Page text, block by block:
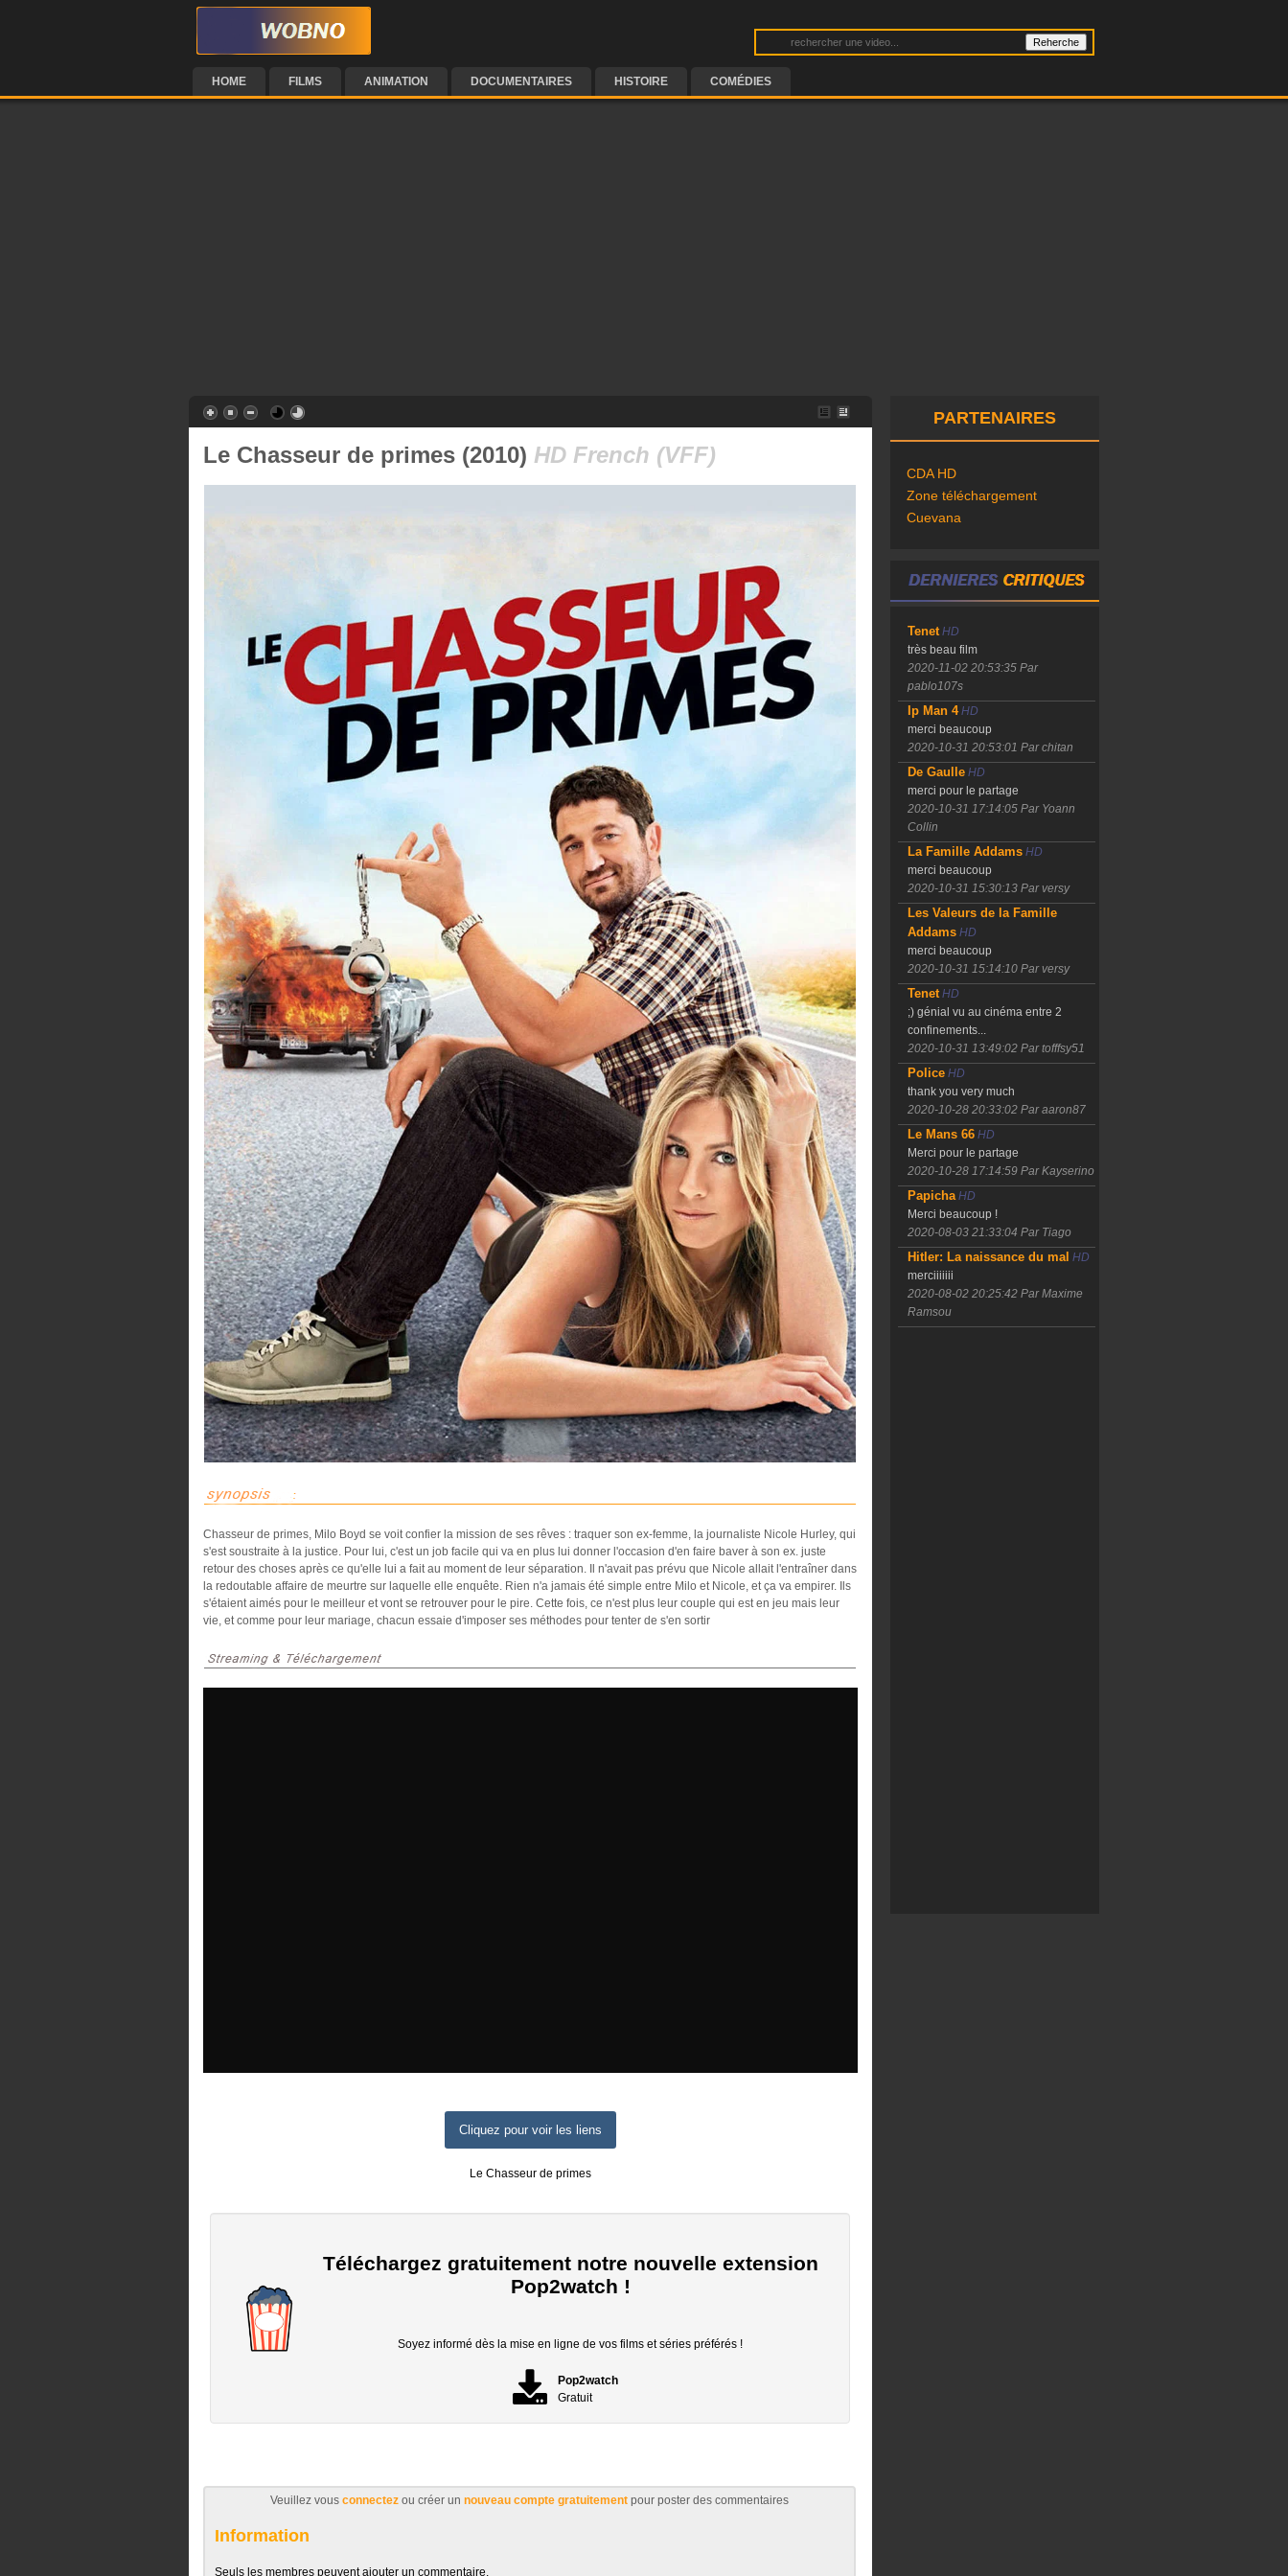
HOME FILMS ANIMATION DOCUMENTAIRES HISTOIRE COMÉDIES
Le Chasseur de primes (2010) HD French (VFF)
Chasseur de primes, Milo Boyd se voit confier la mission de ses rêves : traquer son ex-femme, la journaliste Nicole Hurley, qui
s'est soustraite à la justice. Pour lui, c'est un job facile qui va en plus lui donner l'occasion d'en faire baver à son ex. juste
retour des choses après ce qu'elle lui a fait au moment de leur séparation. Il n'avait pas prévu que Nicole allait l'entraîner dans
la redoutable affaire de meurtre sur laquelle elle enquête. Rien n'a jamais été simple entre Milo et Nicole, et ça va empirer. Ils
s'étaient aimés pour le meilleur et vont se retrouver pour le pire. Cette fois, ce n'est plus leur couple qui est en jeu mais leur
vie, et comme pour leur mariage, chacun essaie d'imposer ses méthodes pour tenter de s'en sortir
Cliquez pour voir les liens
Le Chasseur de primes
Téléchargez gratuitement notre nouvelle extension
Pop2watch !
Soyez informé dès la mise en ligne de vos films et séries préférés !
Pop2watch
Gratuit
Veuillez vous connectez ou créer un nouveau compte gratuitement pour poster des commentaires
Information
Seuls les membres peuvent ajouter un commentaire.
PARTENAIRES
CDA HD
Zone téléchargement
Cuevana
TenetHD
très beau film
2020-11-02 20:53:35 Par
pablo107s
Ip Man 4HD
merci beaucoup
2020-10-31 20:53:01 Par chitan
De GaulleHD
merci pour le partage
2020-10-31 17:14:05 Par Yoann
Collin
La Famille AddamsHD
merci beaucoup
2020-10-31 15:30:13 Par versy
Les Valeurs de la Famille
AddamsHD
merci beaucoup
2020-10-31 15:14:10 Par versy
TenetHD
;) génial vu au cinéma entre 2
confinements...
2020-10-31 13:49:02 Par tofffsy51
PoliceHD
thank you very much
2020-10-28 20:33:02 Par aaron87
Le Mans 66HD
Merci pour le partage
2020-10-28 17:14:59 Par Kayserino
PapichaHD
Merci beaucoup !
2020-08-03 21:33:04 Par Tiago
Hitler: La naissance du mal HD
merciiiiiii
2020-08-02 20:25:42 Par Maxime
Ramsou